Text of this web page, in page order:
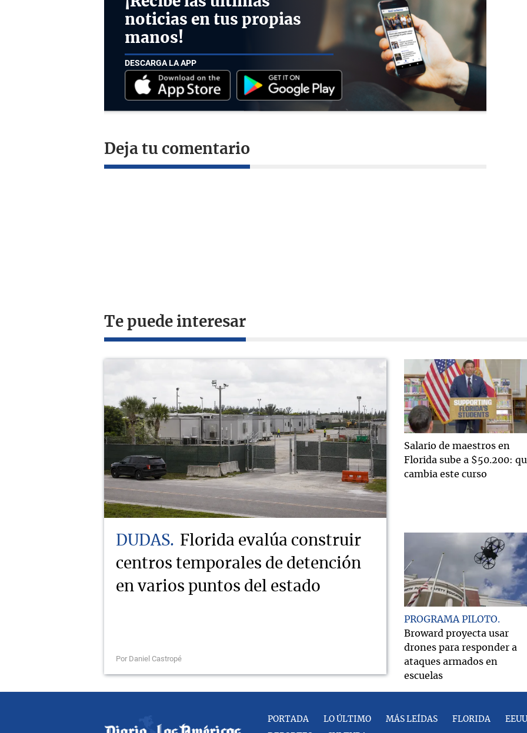
noticias en tus propias
manos!
DESCARGA LA APP
Deja tu comentario
Te puede interesar
DUDAS
Florida evalúa construir
centros temporales de detención
en varios puntos del estado
Por Daniel Castropé
Salario de maestros en
Florida sube a $50.200:
cambia este curso
PROGRAMA PILOTO
Broward proyecta usar
drones para responder a
ataques armados en
escuelas
PORTADA LO ÚLTIMO MÁS LEÍDAS FLORIDA EEUU